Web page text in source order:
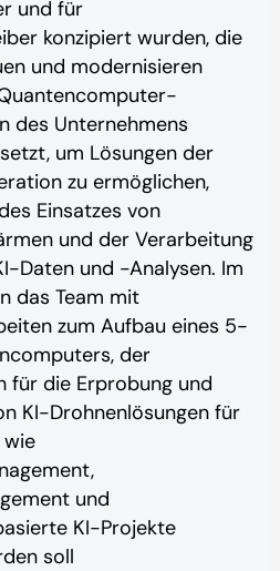
und für
konzipiert wurden, die
und modernisieren
des Unternehmens
um Lösungen der
zu ermöglichen,
Einsatzes von
und der Verarbeitung
Daten und -Analysen. Im
das Team mit
zum Aufbau eines 5-
der
für die Erprobung und
KI-Drohnenlösungen für
und
KI-Projekte
soll